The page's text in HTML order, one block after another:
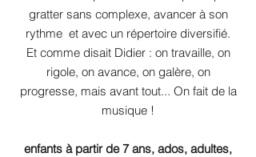
gratter sans complexe, avancer à son
rythme et avec un répertoire diversifié.
Et comme disait Didier : on travaille, on
rigole, on avance, on galère, on
progresse, mais avant tout... On fait de la
musique !
enfants à partir de 7 ans, ados, adultes,